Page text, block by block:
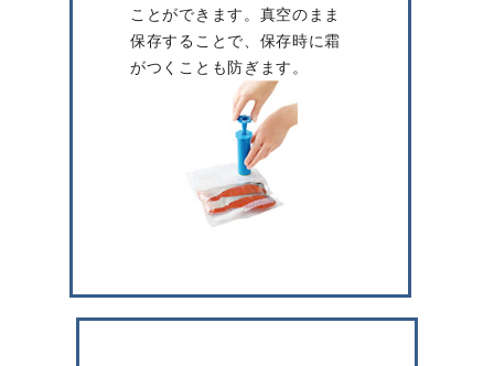
ことができます。真空のまま
保存することで、保存時に霜
がつくことも防ぎます。